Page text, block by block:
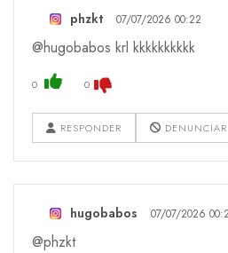
phzkt 07/07/2026 00:22
@hugobabos krl kkkkkkkkkk
0 0
RESPONDER DENUNCIAR
hugobabos 07/07/2026
@phzkt